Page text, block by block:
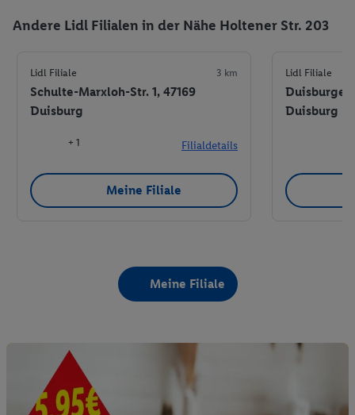
Andere Lidl Filialen in der Nähe Holtener Str. 203
Lidl Filiale 3 km
Schulte-Marxloh-Str. 1, 47169
Duisburg
+ 1 Filialdetails
Meine Filiale
Lidl Filiale
Duisburger
Duisburg
Meine Filiale